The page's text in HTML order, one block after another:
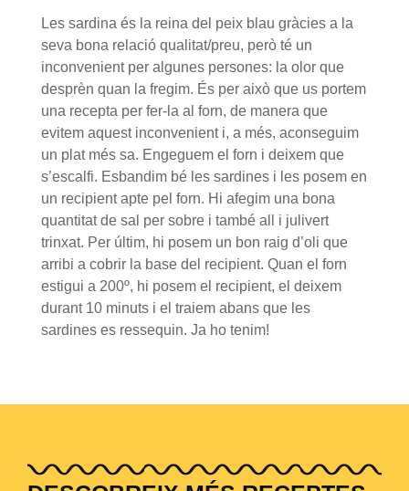
Les sardina és la reina del peix blau gràcies a la
seva bona relació qualitat/preu, però té un
inconvenient per algunes persones: la olor que
desprèn quan la fregim. És per això que us portem
una recepta per fer-la al forn, de manera que
evitem aquest inconvenient i, a més, aconseguim
un plat més sa. Engeguem el forn i deixem que
s’escalfi. Esbandim bé les sardines i les posem en
un recipient apte pel forn. Hi afegim una bona
quantitat de sal per sobre i també all i julivert
trinxat. Per últim, hi posem un bon raig d’oli que
arribi a cobrir la base del recipient. Quan el forn
estigui a 200º, hi posem el recipient, el deixem
durant 10 minuts i el traiem abans que les
sardines es ressequin. Ja ho tenim!